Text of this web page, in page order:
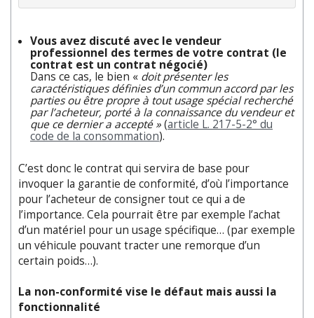
Vous avez discuté avec le vendeur
professionnel des termes de votre contrat (le
contrat est un contrat négocié)
Dans ce cas, le bien « doit présenter les
caractéristiques définies d’un commun accord par les
parties ou être propre à tout usage spécial recherché
par l’acheteur, porté à la connaissance du vendeur et
que ce dernier a accepté »(article L. 217-5-2° du
code de la consommation).
C’est donc le contrat qui servira de base pour
invoquer la garantie de conformité, d’où l’importance
pour l’acheteur de consigner tout ce qui a de
l’importance. Cela pourrait être par exemple l’achat
d’un matériel pour un usage spécifique… (par exemple
un véhicule pouvant tracter une remorque d’un
certain poids…).
La non-conformité vise le défaut mais aussi la
fonctionnalité